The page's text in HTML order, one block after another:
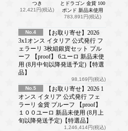
つき
12,421円(税込)
とドラゴン 金貨 100
ポンド 新品未使用
783,891円(税込)
No.4
【お取り寄せ】2026
3x1オンス イタリア 公式発行 フ
ェラーリ 3枚組銀貨セット プル
ーフ 【proof】 6ユーロ 新品未使
用 (8月中旬以降発送予定)【特選
品】
98,169円(税込)
No.5
【お取り寄せ】2026 1
オンス イタリア 公式発行 フェ
ラーリ 金貨 プルーフ 【proof】
１００ユーロ 新品未使用 (8月上
旬以降発送予定)【特選品】
1,246,414円(税込)